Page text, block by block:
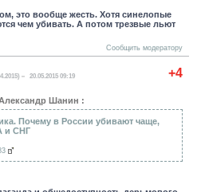
это вообще жесть. Хотя синелопые
чем убивать. А потом трезвые льют
Сообщить модератору
+4
20.05.2015 09:19
Шанин :
Почему в России убивают чаще,
и СНГ